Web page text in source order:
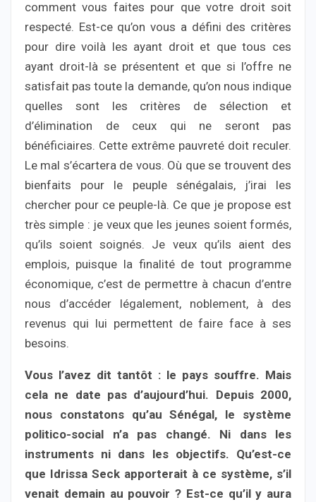
comment vous faites pour que votre droit soit
respecté. Est-ce qu’on vous a défini des critères
pour dire voilà les ayant droit et que tous ces
ayant droit-là se présentent et que si l’offre ne
satisfait pas toute la demande, qu’on nous indique
quelles sont les critères de sélection et
d’élimination de ceux qui ne seront pas
bénéficiaires. Cette extrême pauvreté doit reculer.
Le mal s’écartera de vous. Où que se trouvent des
bienfaits pour le peuple sénégalais, j’irai les
chercher pour ce peuple-là. Ce que je propose est
très simple : je veux que les jeunes soient formés,
qu’ils soient soignés. Je veux qu’ils aient des
emplois, puisque la finalité de tout programme
économique, c’est de permettre à chacun d’entre
nous d’accéder légalement, noblement, à des
revenus qui lui permettent de faire face à ses
besoins.
Vous l’avez dit tantôt : le pays souffre. Mais
cela ne date pas d’aujourd’hui. Depuis 2000,
nous constatons qu’au Sénégal, le système
politico-social n’a pas changé. Ni dans les
instruments ni dans les objectifs. Qu’est-ce
que Idrissa Seck apporterait à ce système, s’il
venait demain au pouvoir ? Est-ce qu’il y aura